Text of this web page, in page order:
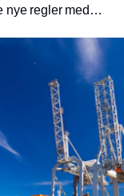
nye regler med